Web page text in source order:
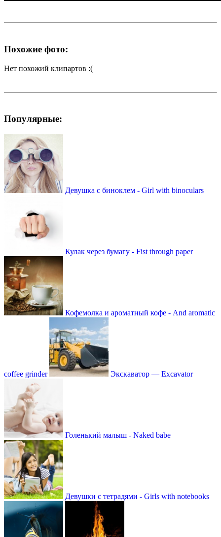
Похожие фото:
Нет похожий клипартов :(
Популярные:
Девушка с биноклем - Girl with binoculars
Кулак через бумагу - Fist through paper
Кофемолка и ароматный кофе - And aromatic
coffee grinder Экскаватор — Excavator
Голенький малыш - Naked babe
Девушки с тетрадями - Girls with notebooks